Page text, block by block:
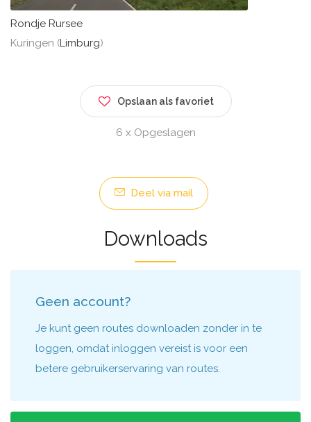
Rondje Rursee
Kuringen (Limburg)
Opslaan als favoriet
6 x Opgeslagen
Deel via mail
Downloads
Geen account?
Je kunt geen routes downloaden zonder in te
loggen, omdat inloggen vereist is voor een
betere gebruikerservaring van routes.